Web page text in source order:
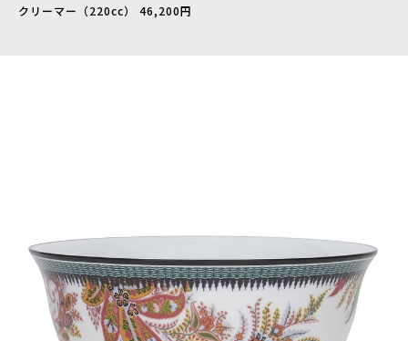
クリーマー（220cc） 46,200円